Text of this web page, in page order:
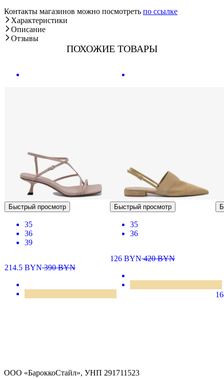
Контакты магазинов можно посмотреть по ссылке
Характеристики
Описание
Отзывы
ПОХОЖИЕ ТОВАРЫ
Быстрый просмотр
35
36
39
214.5 BYN390BYN
Быстрый просмотр
35
36
126 BYN420BYN
ООО «БароккоСтайл», УНП 291711523